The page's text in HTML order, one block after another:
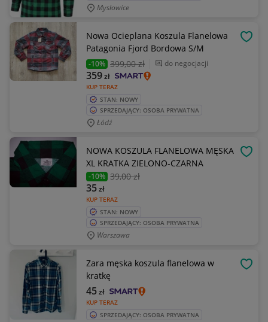
Mysłowice
Nowa Ocieplana Koszula Flanelowa
Patagonia Fjord Bordowa S/M
-10% 399,00 zł do negocjacji
KUP TERAZ
359zł
STAN: NOWY
SPRZEDAJĄCY: OSOBA PRYWATNA
Łódź
NOWA KOSZULA FLANELOWA MĘSKA
XL KRATKA ZIELONO-CZARNA
-10% 39,00 zł
KUP TERAZ
35zł
STAN: NOWY
SPRZEDAJĄCY: OSOBA PRYWATNA
Warszawa
Zara męska koszula flanelowa w
kratkę
KUP TERAZ
45zł
SPRZEDAJĄCY: OSOBA PRYWATNA